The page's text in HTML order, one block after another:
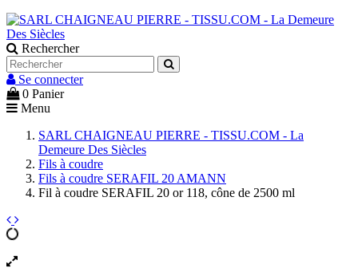
Rechercher
Se connecter
0 Panier
Menu
SARL CHAIGNEAU PIERRE - TISSU.COM - La
Demeure Des Siècles
Fils à coudre
Fils à coudre SERAFIL 20 AMANN
Fil à coudre SERAFIL 20 or 118, cône de 2500 ml